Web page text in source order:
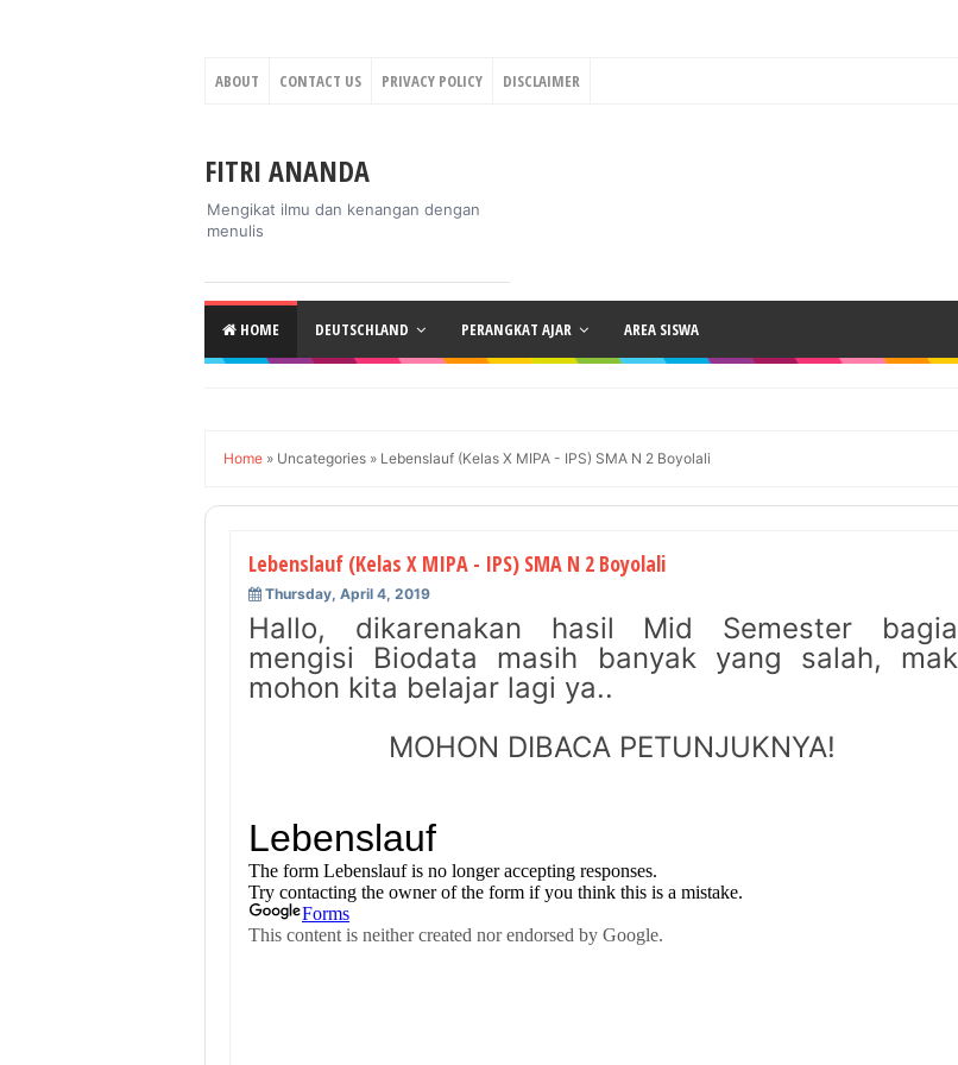
ABOUT CONTACT US PRIVACY POLICY DISCLAIMER
FITRI ANANDA
Mengikat ilmu dan kenangan dengan
menulis
HOME DEUTSCHLAND PERANGKAT AJAR AREA SISWA
Home » Uncategories » Lebenslauf (Kelas X MIPA - IPS) SMA N 2 Boyolali
Lebenslauf (Kelas X MIPA - IPS) SMA N 2 Boyolali
Thursday, April 4, 2019
Hallo, dikarenakan hasil Mid Semester
mengisi Biodata masih banyak yang salah,
mohon kita belajar lagi ya..
MOHON DIBACA PETUNJUKNYA!